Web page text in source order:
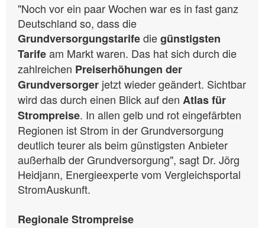
"Noch vor ein paar Wochen war es in fast ganz
Deutschland so, dass die
Grundversorgungstarifediegünstigsten
Tarifeam Markt waren. Das hat sich durch die
zahlreichen Preiserhöhungen der
Grundversorger jetzt wieder geändert. Sichtbar
wird das durch einen Blick auf den Atlas für
Strompreise. In allen gelb und rot eingefärbten
Regionen ist Strom in der Grundversorgung
deutlich teurer als beim günstigsten Anbieter
außerhalb der Grundversorgung", sagt Dr. Jörg
Heidjann, Energieexperte vom Vergleichsportal
StromAuskunft.
Regionale Strompreise